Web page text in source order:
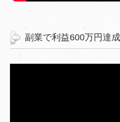
副業で利益600万円達